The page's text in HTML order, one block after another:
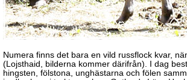
Numera finns det bara en vild russflock kvar,
(Lojsthaid, bilderna kommer därifrån). I dag
hingsten, fölstona, unghästarna och fölen